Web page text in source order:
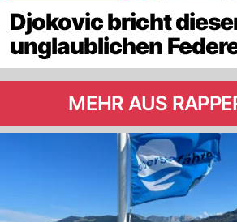
Djokovic bricht
unglaublichen
MEHR AUS